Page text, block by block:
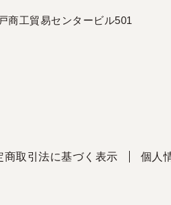
商工貿易センタービル501
商取引法に基づく表示 個人